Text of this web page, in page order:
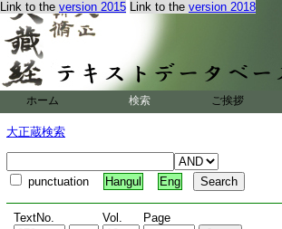
Link to the version 2015 Link to the version 2018
ホーム 検索 ご挨拶
大正蔵検索
punctuation Hangul Eng
TextNo. Vol. Page